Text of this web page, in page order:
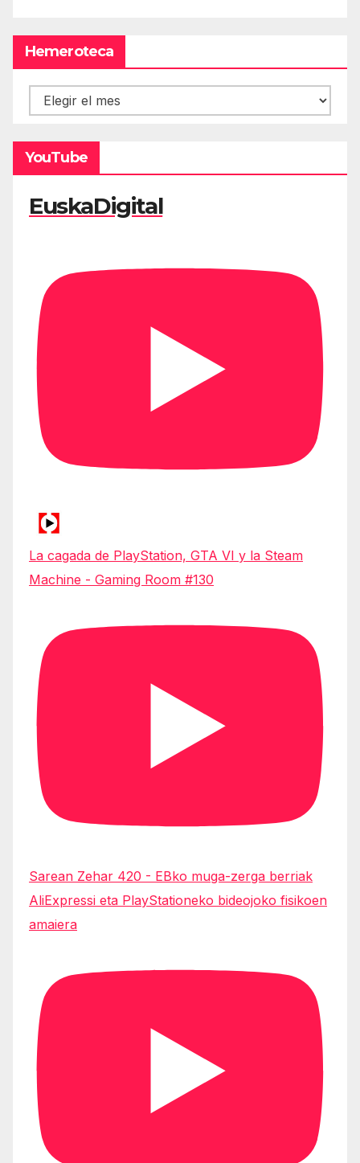
Hemeroteca
Hemeroteca
YouTube
EuskaDigital
La cagada de PlayStation, GTA VI y la Steam
Machine - Gaming Room #130
Sarean Zehar 420 - EBko muga-zerga berriak
AliExpressi eta PlayStationeko bideojoko fisikoen
amaiera